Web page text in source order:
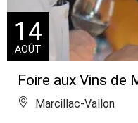
Foire aux Vins de
14
AOÛT
Marcillac-Vallon